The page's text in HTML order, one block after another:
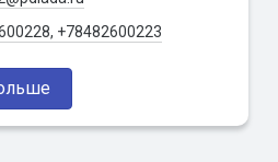
+78482600223